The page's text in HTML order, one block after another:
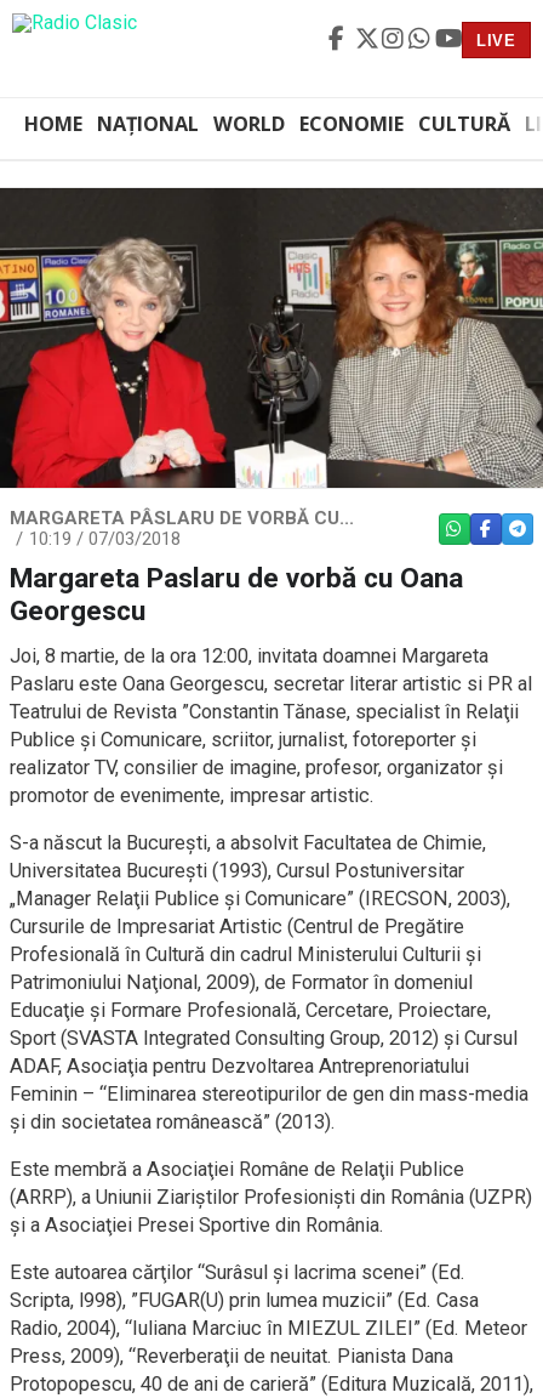
LIVE
HOME NAȚIONAL WORLD ECONOMIE CULTURĂ
MARGARETA PÂSLARU DE VORBĂ CU...
10:19 / 07/03/2018
WHATSAPP
Margareta Paslaru de vorbă cu Oana
Georgescu
Joi, 8 martie, de la ora 12:00, invitata doamnei Margareta
Paslaru este Oana Georgescu, secretar literar artistic si PR al
Teatrului de Revista ”Constantin Tănase, specialist în Relaţii
Publice şi Comunicare, scriitor, jurnalist, fotoreporter și
realizator TV, consilier de imagine, profesor, organizator şi
promotor de evenimente, impresar artistic.
S-a născut la București, a absolvit Facultatea de Chimie,
Universitatea Bucureşti (1993), Cursul Postuniversitar
„Manager Relaţii Publice şi Comunicare” (IRECSON, 2003),
Cursurile de Impresariat Artistic (Centrul de Pregătire
Profesională în Cultură din cadrul Ministerului Culturii şi
Patrimoniului Naţional, 2009), de Formator în domeniul
Educaţie şi Formare Profesională, Cercetare, Proiectare,
Sport (SVASTA Integrated Consulting Group, 2012) şi Cursul
ADAF, Asociaţia pentru Dezvoltarea Antreprenoriatului
Feminin – “Eliminarea stereotipurilor de gen din mass-media
şi din societatea românească” (2013).
Este membră a Asociaţiei Române de Relaţii Publice
(ARRP), a Uniunii Ziariștilor Profesioniști din România (UZPR)
şi a Asociaţiei Presei Sportive din România.
Este autoarea cărţilor “Surâsul şi lacrima scenei” (Ed.
Scripta, l998), ”FUGAR(U) prin lumea muzicii” (Ed. Casa
Radio, 2004), “Iuliana Marciuc în MIEZUL ZILEI” (Ed. Meteor
Press, 2009), “Reverberaţii de neuitat. Pianista Dana
Protopopescu, 40 de ani de carieră” (Editura Muzicală, 2011),